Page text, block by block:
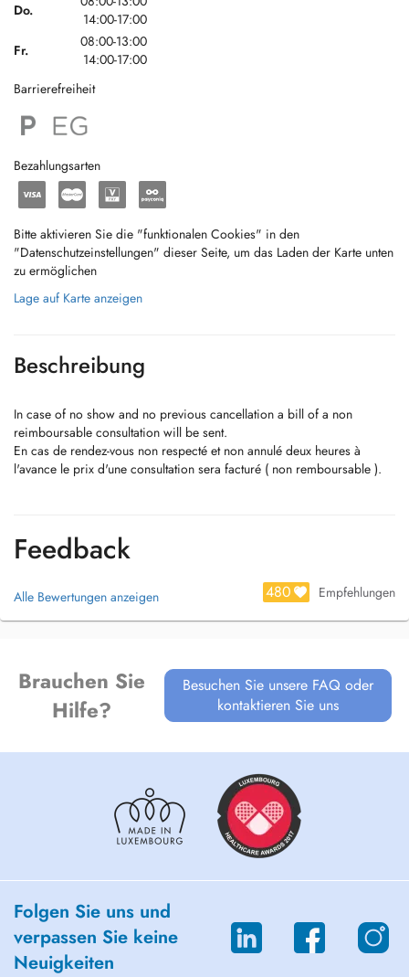
Do.
14:00-17:00
Fr.
08:00-13:00
14:00-17:00
Barrierefreiheit
Bezahlungsarten
Bitte aktivieren Sie die "funktionalen Cookies" in den
"Datenschutzeinstellungen" dieser Seite, um das Laden der Karte unten
zu ermöglichen
Lage auf Karte anzeigen
Beschreibung
In case of no show and no previous cancellation a bill of a non
reimboursable consultation will be sent.
En cas de rendez-vous non respecté et non annulé deux heures à
l'avance le prix d'une consultation sera facturé ( non remboursable ).
Feedback
Alle Bewertungen anzeigen 480 Empfehlungen
Brauchen Sie
Hilfe?
Besuchen Sie unsere FAQ oder
kontaktieren Sie uns
Folgen Sie uns und
verpassen Sie keine
Neuigkeiten